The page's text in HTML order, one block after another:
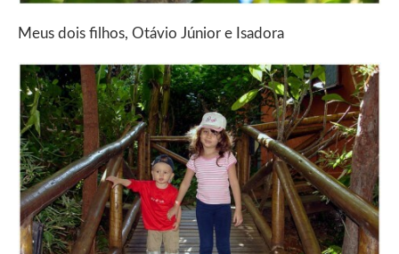
Meus dois filhos, Otávio Júnior e Isadora